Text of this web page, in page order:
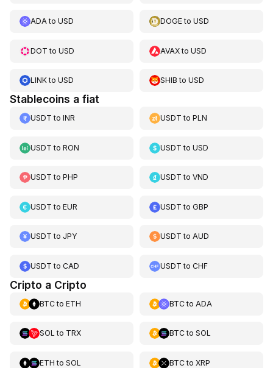
ADAto USD DOGEtoUSD
DOT to USD AVAXtoUSD
LINKto USD SHIB toUSD
Stablecoins a fiat
USDT to INR USDT toPLN
USDT to RON USDT toUSD
USDT to PHP USDT toVND
USDT to EUR USDT toGBP
USDT to JPY USDT toAUD
USDT to CAD USDT toCHF
Cripto a Cripto
BTCto ETH BTCto ADA
SOL to TRX BTCto SOL
ETH to SOL BTCto XRP